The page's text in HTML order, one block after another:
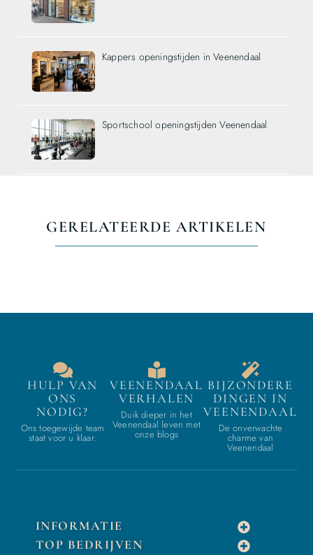
Kappers openingstijden in Veenendaal
Sportschool openingstijden Veenendaal
GERELATEERDE ARTIKELEN
HULP VAN
ONS
NODIG?
Ons toegewijde team
staat voor u klaar.
VEENENDAAL
VERHALEN
Duik dieper in het
Veenendaal leven met
onze blogs
BIJZONDERE
DINGEN IN
VEENENDAAL
De onverwachte
charme van
Veenendaal
INFORMATIE
TOP BEDRIJVEN